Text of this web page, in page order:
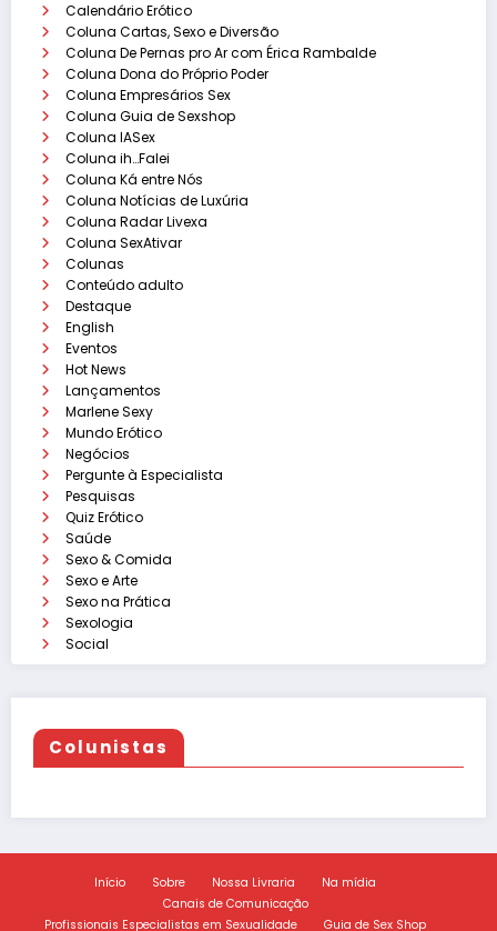
Calendário Erótico
Coluna Cartas, Sexo e Diversão
Coluna De Pernas pro Ar com Érica Rambalde
Coluna Dona do Próprio Poder
Coluna Empresários Sex
Coluna Guia de Sexshop
Coluna IASex
Coluna ih…Falei
Coluna Ká entre Nós
Coluna Notícias de Luxúria
Coluna Radar Livexa
Coluna SexAtivar
Colunas
Conteúdo adulto
Destaque
English
Eventos
Hot News
Lançamentos
Marlene Sexy
Mundo Erótico
Negócios
Pergunte à Especialista
Pesquisas
Quiz Erótico
Saúde
Sexo & Comida
Sexo e Arte
Sexo na Prática
Sexologia
Social
Colunistas
Início Sobre Nossa Livraria
Na mídia
Canais de Comunicação
Profissionais Especialistas em Sexualidade
Guia de Sex Shop